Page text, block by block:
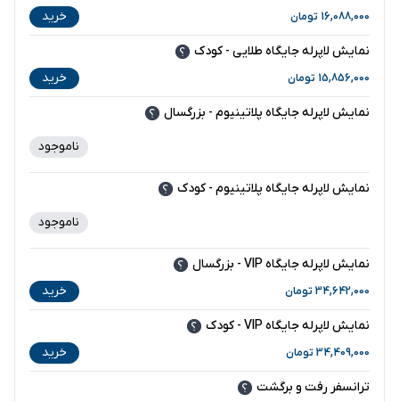
16,088,000 تومان خرید
نمایش لاپرله جایگاه طلایی - کودک
15,856,000 تومان خرید
نمایش لاپرله جایگاه پلاتینیوم - بزرگسال
ناموجود
نمایش لاپرله جایگاه پلاتینیوم - کودک
ناموجود
نمایش لاپرله جایگاه VIP - بزرگسال
34,642,000 تومان خرید
نمایش لاپرله جایگاه VIP - کودک
34,409,000 تومان خرید
ترانسفر رفت و برگشت